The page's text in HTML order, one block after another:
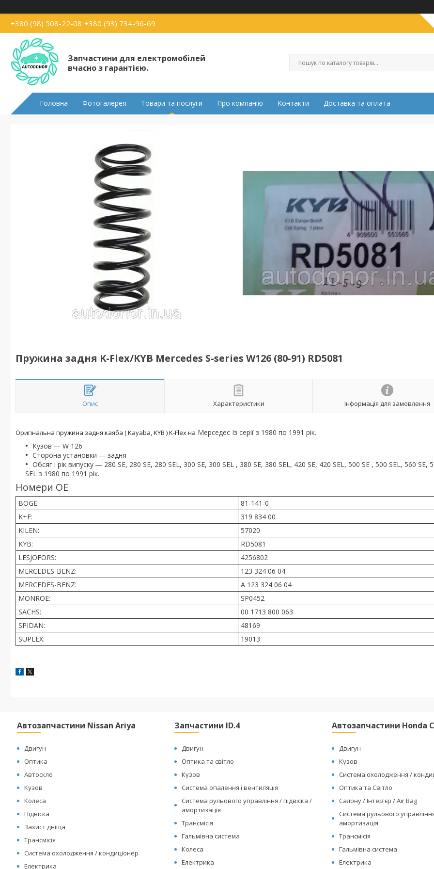
+380 (98) 508-22-08 +380 (93) 734-96-69
Запчастини для електромобілей
вчасно з гарантією.
Головна Фотогалерея Товари та послуги Про компанію Контакти Доставка та оплата
Пружина задня K-Flex/KYB Mercedes S-series W126 (80-91) RD5081
Опис Характеристики Інформація для замовлення
Оригінальна пружина задня каяба ( Kayaba, KYB ) K-Flex на Мерседес Із серії з 1980 по 1991 рік.
Кузов ― W 126
Сторона установки ― задня
Обсяг і рік випуску ― 280 SE, 280 SE, 280 SEL, 300 SE, 300 SEL , 380 SE, 380 SEL, 420 SE, 420 SEL, 500 SE , 500 SEL, 560 SE,
SEL з 1980 по 1991 рік.
Номери OE
BOGE:
81-141-0
K+F:
319 834 00
KILEN:
57020
KYB:
RD5081
LESJÖFORS:
4256802
MERCEDES-BENZ:
123 324 06 04
MERCEDES-BENZ:
A 123 324 06 04
MONROE:
SP0452
SACHS:
00 1713 800 063
SPIDAN:
48169
SUPLEX:
19013
Автозапчастини Nissan Ariya
Двигун
Оптика
Автоскло
Кузов
Колеса
Підвіска
Захист дніща
Трансмісія
Система охолодження / кондиціонер
Електрика
Запчастини ID.4
Двигун
Оптика та світло
Кузов
Система опалення і вентиляція
Система рульового управління / підвіска /
амортизація
Трансмісія
Гальмівна система
Колеса
Електрика
Автозапчастини Honda
Двигун
Кузов
Система охолодження /
Оптика та Світло
Салону / Інтер'єр / Air Bag
Система рульового
амортизація
Трансмісія
Гальмівна система
Електрика